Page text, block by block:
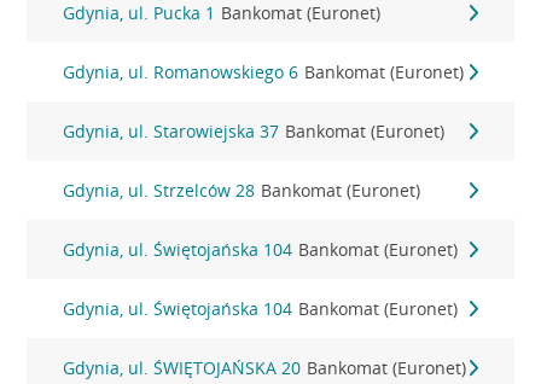
Gdynia, ul. Pucka 1 Bankomat (Euronet)
Gdynia, ul. Romanowskiego 6 Bankomat (Euronet)
Gdynia, ul. Starowiejska 37 Bankomat (Euronet)
Gdynia, ul. Strzelców 28 Bankomat (Euronet)
Gdynia, ul. Świętojańska 104 Bankomat (Euronet)
Gdynia, ul. Świętojańska 104 Bankomat (Euronet)
Gdynia, ul. ŚWIĘTOJAŃSKA 20 Bankomat (Euronet)